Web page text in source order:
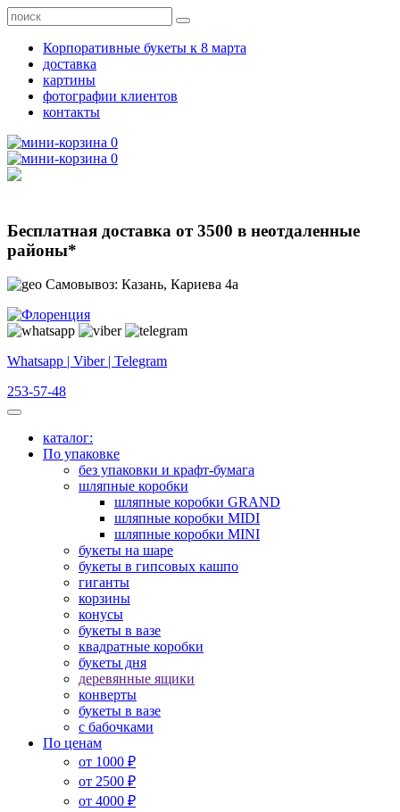
Корпоративные букеты к 8 марта
доставка
картины
фотографии клиентов
контакты
0
0
Бесплатная доставка от 3500 в неотдаленные
районы*
Самовывоз: Казань, Кариева 4а
Whatsapp | Viber | Telegram
253-57-48
каталог:
По упаковке
без упаковки и крафт-бумага
шляпные коробки
шляпные коробки GRAND
шляпные коробки MIDI
шляпные коробки MINI
букеты на шаре
букеты в гипсовых кашпо
гиганты
корзины
конусы
букеты в вазе
квадратные коробки
букеты дня
деревянные ящики
конверты
букеты в вазе
с бабочками
По ценам
от 1000 ₽
от 2500 ₽
от 4000 ₽